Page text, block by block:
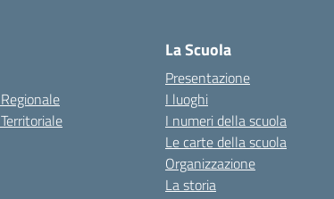
La Scuola
Presentazione
I luoghi
I numeri della scuola
Le carte della scuola
Organizzazione
La storia